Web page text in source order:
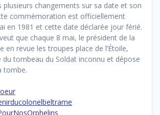
plusieurs changements sur sa date et son
commémoration est officiellement
en 1981 et cette date déclarée jour férié.
que chaque 8 mai, le président de la
en revue les troupes place de l’Étoile,
du tombeau du Soldat inconnu et dépose
tombe.